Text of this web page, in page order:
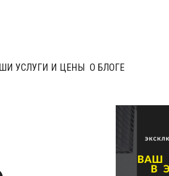
УСЛУГИ И ЦЕНЫ О БЛОГЕ